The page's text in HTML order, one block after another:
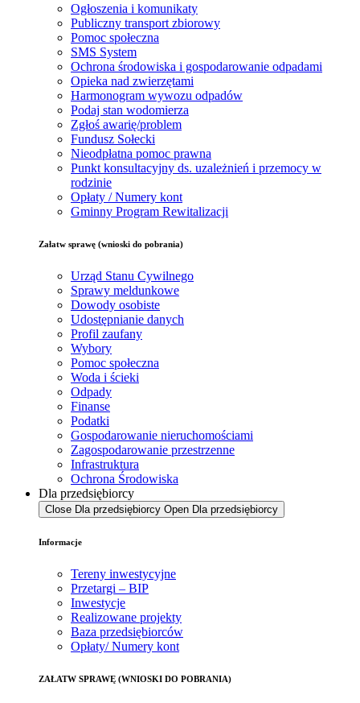
Ogłoszenia i komunikaty
Publiczny transport zbiorowy
Pomoc społeczna
SMS System
Ochrona środowiska i gospodarowanie odpadami
Opieka nad zwierzętami
Harmonogram wywozu odpadów
Podaj stan wodomierza
Zgłoś awarię/problem
Fundusz Sołecki
Nieodpłatna pomoc prawna
Punkt konsultacyjny ds. uzależnień i przemocy w
rodzinie
Opłaty / Numery kont
Gminny Program Rewitalizacji
Załatw sprawę (wnioski do pobrania)
Urząd Stanu Cywilnego
Sprawy meldunkowe
Dowody osobiste
Udostępnianie danych
Profil zaufany
Wybory
Pomoc społeczna
Woda i ścieki
Odpady
Finanse
Podatki
Gospodarowanie nieruchomościami
Zagospodarowanie przestrzenne
Infrastruktura
Ochrona Środowiska
Dla przedsiębiorcy
Close Dla przedsiębiorcy Open Dla przedsiębiorcy
Informacje
Tereny inwestycyjne
Przetargi – BIP
Inwestycje
Realizowane projekty
Baza przedsiębiorców
Opłaty/ Numery kont
ZAŁATW SPRAWĘ (WNIOSKI DO POBRANIA)